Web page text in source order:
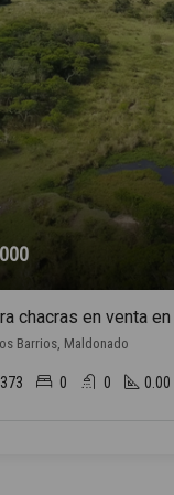
Barrios, Maldonado
0 0 0.00